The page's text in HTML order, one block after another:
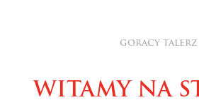
GORACY TALERZ
WITAMY NA